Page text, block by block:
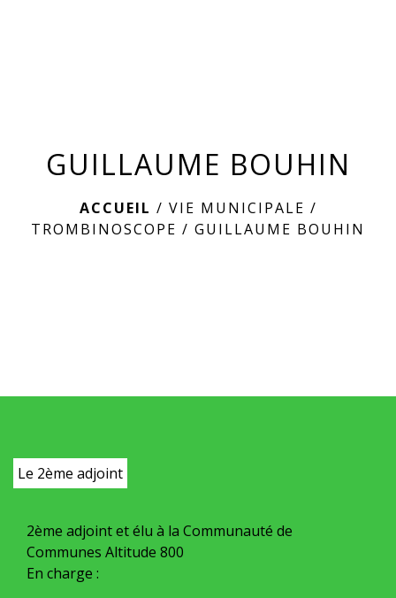
GUILLAUME BOUHIN
ACCUEIL / VIE MUNICIPALE /
TROMBINOSCOPE / GUILLAUME BOUHIN
Le 2ème adjoint
2ème adjoint et élu à la Communauté de
Communes Altitude 800
En charge :